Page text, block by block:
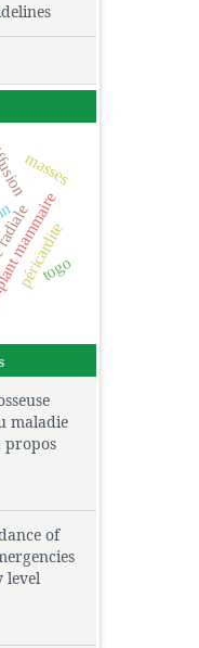
péricardite
masses
togo
maladie
propos
of
level